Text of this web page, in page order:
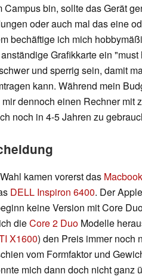
Campus bin, sollte das Gerät
oder auch mal das eine
bechäftige ich mich
Grafikkarte ein
und sperrig sein, damit
kann. Während mein
dennoch einen Rechner mit
noch in 4-5 Jahren zu
kamen vorerst das
DELL Inspiron 6400. Der
keine Version mit Core
dieCore 2 Duo Modelle
X1600) den Preis immer noch
vom Formfaktor und
mich dann doch nicht ganz